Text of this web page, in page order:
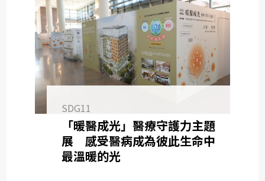
SDG11
「暖醫成光」醫療守護力主題
展 感受醫病成為彼此生命中
最溫暖的光